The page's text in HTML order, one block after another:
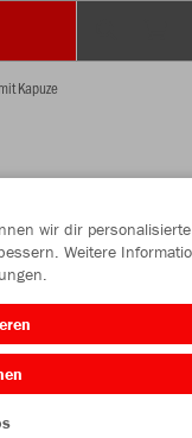
Kapuze
wir dir personalisierte
Weitere